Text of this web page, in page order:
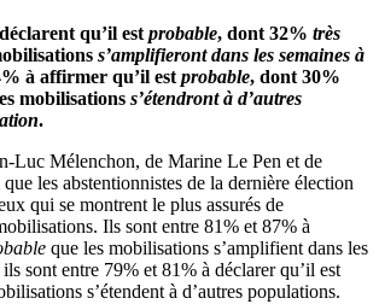
qu’il est probable, dont 32% très
s’amplifieront dans les semaines à
à affirmer qu’il est probable, dont 30%
mobilisations s’étendront à d’autres
.
Luc Mélenchon, de Marine Le Pen et de
les abstentionnistes de la dernière élection
qui se montrent le plus assurés de
Ils sont entre 81% et 87% à
que les mobilisations s’amplifient dans les
sont entre 79% et 81% à déclarer qu’il est
s’étendent à d’autres populations.